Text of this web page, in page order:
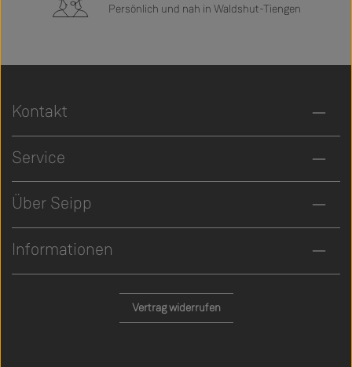
Persönlich und nah in Waldshut-Tiengen
Kontakt
Service
Über Seipp
Informationen
Vertrag widerrufen